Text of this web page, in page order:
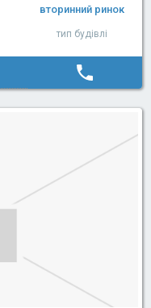
вторинний ринок
тип будівлі